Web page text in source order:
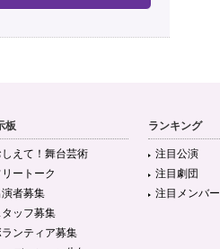
板
しえて！舞台芸術
リートーク
者募集
タッフ募集
ランティア募集
ランキング
注目公演
注目劇団
注目メンバー